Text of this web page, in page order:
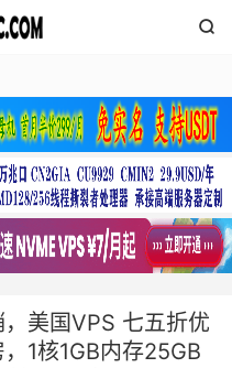

美国VPS 七五折优
1核1GB内存25GB